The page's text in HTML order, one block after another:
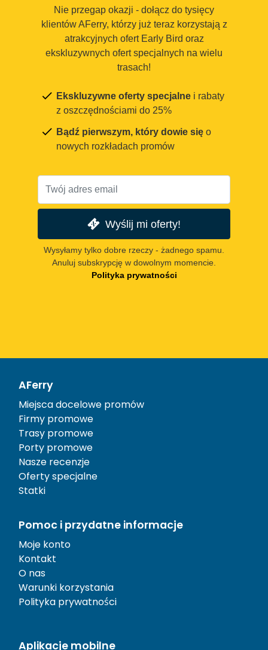
Nie przegap okazji - dołącz do tysięcy
klientów AFerry, którzy już teraz korzystają z
atrakcyjnych ofert Early Bird oraz
ekskluzywnych ofert specjalnych na wielu
trasach!
Ekskluzywne oferty specjalne i rabaty
z oszczędnościami do 25%
Bądź pierwszym, który dowie się o
nowych rozkładach promów
Wyślij mi oferty!
Wysyłamy tylko dobre rzeczy - żadnego spamu.
Anuluj subskrypcję w dowolnym momencie.
Polityka prywatności
AFerry
Miejsca docelowe promów
Firmy promowe
Trasy promowe
Porty promowe
Nasze recenzje
Oferty specjalne
Statki
Pomoc i przydatne informacje
Moje konto
Kontakt
O nas
Warunki korzystania
Polityka prywatności
Aplikacje mobilne